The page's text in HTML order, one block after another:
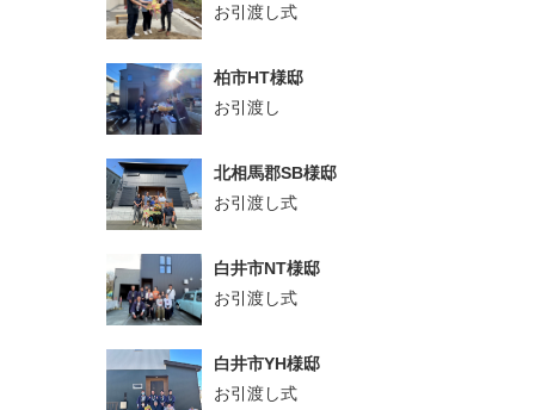
お引渡し式
柏市HT様邸
お引渡し
北相馬郡SB様邸
お引渡し式
白井市NT様邸
お引渡し式
白井市YH様邸
お引渡し式